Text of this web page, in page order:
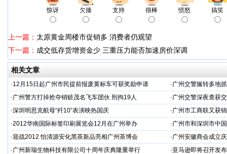
惊讶 欠揍 支持 很棒 愤怒 搞笑
上一篇： 太原黄金周楼市促销多 消费者仍观望
下一篇： 成交低存货增资金少 三重压力能否加速房价深调
相关文章
·12月15日起广州市民提前报废黄标车可获奖励申请 ·广州交警辗转多地
·广州警方打掉抢夺销赃茂名飞车团伙 刑拘19人 ·广州交警深夜查获
·深圳明思克航母“歼10”表演映热国庆 ·广州市工商联又获
·2012华南国际标签印刷展览会12月在广州举办 ·广州市和深圳市中
·迎战2012 怡清源安化黑茶新品亮相广州茶博会 ·广州安徽商会成立
·广州新瑞生物科技有限公司十周年庆典隆重举行 ·亚马逊即将召开发